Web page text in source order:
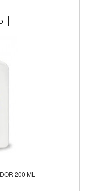
200 ML